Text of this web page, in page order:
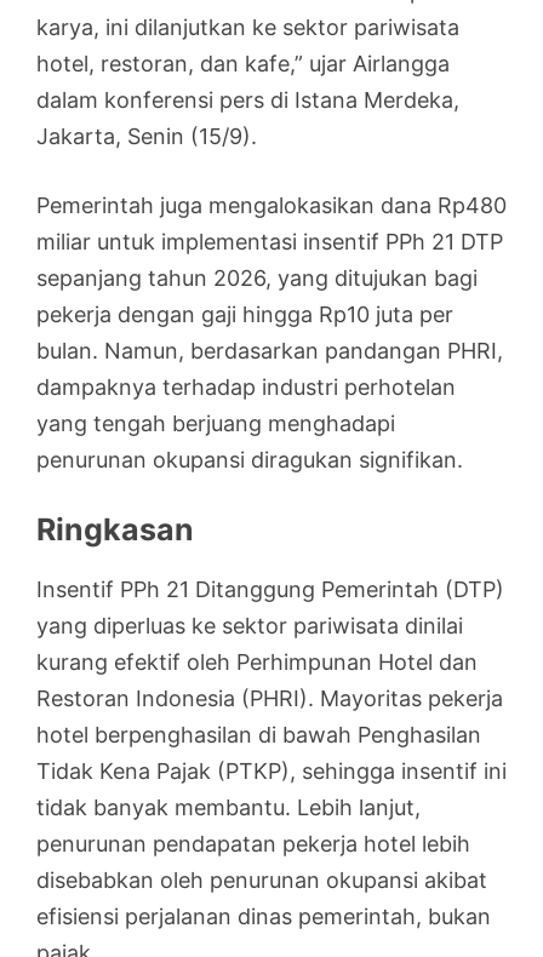
karya, ini dilanjutkan ke sektor pariwisata
hotel, restoran, dan kafe,” ujar Airlangga
dalam konferensi pers di Istana Merdeka,
Jakarta, Senin (15/9).
Pemerintah juga mengalokasikan dana Rp480
miliar untuk implementasi insentif PPh 21 DTP
sepanjang tahun 2026, yang ditujukan bagi
pekerja dengan gaji hingga Rp10 juta per
bulan. Namun, berdasarkan pandangan PHRI,
dampaknya terhadap industri perhotelan
yang tengah berjuang menghadapi
penurunan okupansi diragukan signifikan.
Ringkasan
Insentif PPh 21 Ditanggung Pemerintah (DTP)
yang diperluas ke sektor pariwisata dinilai
kurang efektif oleh Perhimpunan Hotel dan
Restoran Indonesia (PHRI). Mayoritas pekerja
hotel berpenghasilan di bawah Penghasilan
Tidak Kena Pajak (PTKP), sehingga insentif ini
tidak banyak membantu. Lebih lanjut,
penurunan pendapatan pekerja hotel lebih
disebabkan oleh penurunan okupansi akibat
efisiensi perjalanan dinas pemerintah, bukan